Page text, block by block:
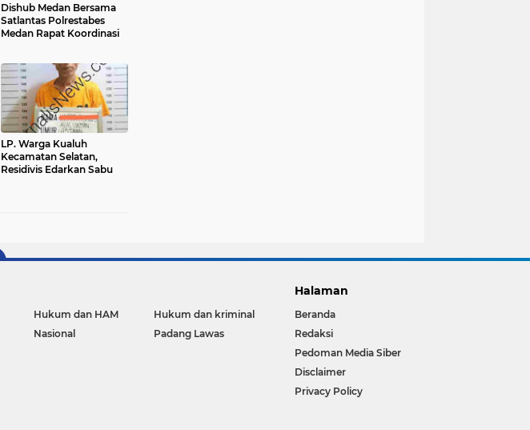
Dishub Medan Bersama
Satlantas Polrestabes
Medan Rapat Koordinasi
LP. Warga Kualuh
Kecamatan Selatan,
Residivis Edarkan Sabu
Hukum dan HAM
Hukum dan kriminal
Nasional
Padang Lawas
Halaman
Beranda
Redaksi
Pedoman Media Siber
Disclaimer
Privacy Policy